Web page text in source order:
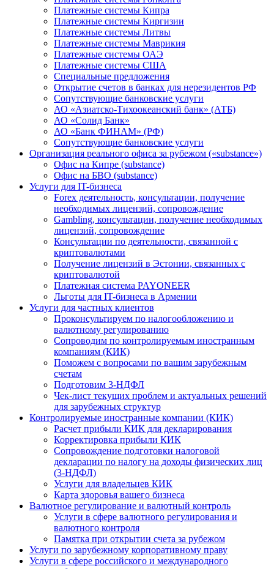
Платежные системы Кипра
Платежные системы Киргизии
Платежные системы Литвы
Платежные системы Маврикия
Платежные системы ОАЭ
Платежные системы США
Специальные предложения
Открытие счетов в банках для нерезидентов РФ
Сопутствующие банковские услуги
АО «Азиатско-Тихоокеанский банк» (АТБ)
АО «Солид Банк»
АО «Банк ФИНАМ» (РФ)
Сопутствующие банковские услуги
Организация реального офиса за рубежом («substance»)
Офис на Кипре (substance)
Офис на БВО (substance)
Услуги для IT-бизнеса
Forex деятельность, консультации, получение
необходимых лицензий, сопровождение
Gambling, консультации, получение необходимых
лицензий, сопровождение
Консультации по деятельности, связанной с
криптовалютами
Получение лицензий в Эстонии, связанных с
криптовалютой
Платежная система PAYONEER
Льготы для IT-бизнеса в Армении
Услуги для частных клиентов
Проконсультируем по налогообложению и
валютному регулированию
Сопроводим по контролируемым иностранным
компаниям (КИК)
Поможем с вопросами по вашим зарубежным
счетам
Подготовим 3-НДФЛ
Чек-лист текущих проблем и актуальных решений
для зарубежных структур
Контролируемые иностранные компании (КИК)
Расчет прибыли КИК для декларирования
Корректировка прибыли КИК
Сопровождение подготовки налоговой
декларации по налогу на доходы физических лиц
(3-НДФЛ)
Услуги для владельцев КИК
Карта здоровья вашего бизнеса
Валютное регулирование и валютный контроль
Услуги в сфере валютного регулирования и
валютного контроля
Памятка при открытии счета за рубежом
Услуги по зарубежному корпоративному праву
Услуги в сфере российского и международного